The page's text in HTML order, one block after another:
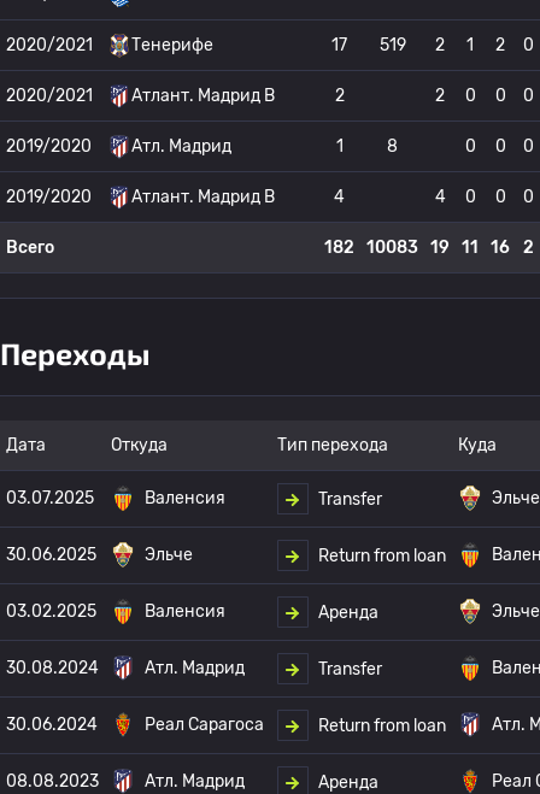
2020/2021 Тенерифе 17 519 2 1 2 0
2020/2021 Атлант. Мадрид B 2 2 0 0 0
2019/2020 Атл. Мадрид 1 8 0 0 0
2019/2020 Атлант. Мадрид B 4 4 0 0 0
Всего 182 10083 19 11 16 2
Переходы
Дата Откуда Тип перехода Куда
03.07.2025 Валенсия Transfer Эльче
30.06.2025 Эльче Return from loan
03.02.2025 Валенсия Аренда Эльче
30.08.2024 Атл. Мадрид Transfer
30.06.2024 Реал Сарагоса Return from loan Атл.
08.08.2023 Атл. Мадрид Аренда Реал